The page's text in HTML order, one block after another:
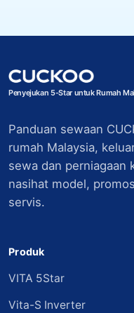
Penyejukan 5-Star untuk Rumah
Panduan sewaan
rumah Malaysia,
sewa dan perniagaan
nasihat model,
servis.
Produk
VITA 5Star
Vita-S Inverter